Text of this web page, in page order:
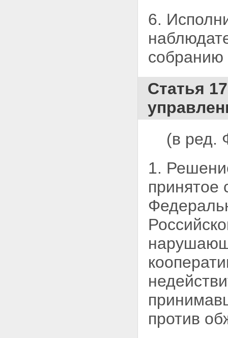
6.
собранию
Статья
(в ред.
1.
принятое
против